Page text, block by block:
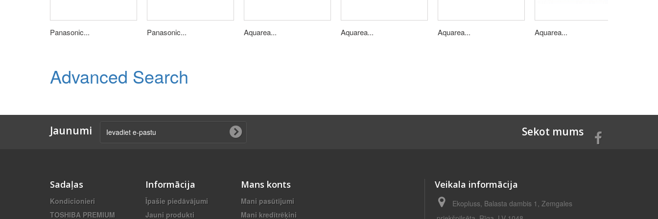
Panasonic... Panasonic... Aquarea... Aquarea... Aquarea... Aquarea...
Advanced Search
Jaunumi Sekot mums
Sadaļas
Kondicionieri
TOSHIBA PREMIUM
Informācija
Īpašie piedāvājumi
Jauni produkti
Mans konts
Mani pasūtījumi
Mani kredītrēķini
Veikala informācija
Ekopluss, Balasta dambis 1, Zemgales